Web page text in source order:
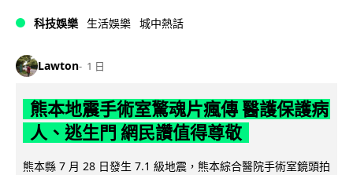
科技娛樂 生活娛樂 城中熱話
Lawton 1 日
熊本地震手術室驚魂片瘋傳 醫護保護病
人、逃生門 網民讚值得尊敬
熊本縣 7 月 28 日發生 7.1 級地震，熊本綜合醫院手術室鏡頭拍